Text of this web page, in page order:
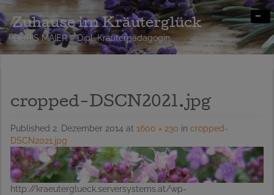
Zuhause im Kräuterglück
DORIS MAIER – Dipl. Kräuterpädagogin
-
cropped-DSCN2021.jpg
Published 2. Dezember 2014 at 1600 × 230 in cropped-
DSCN2021.jpg
http://kraeuterglueck.serversystems.at/wp-